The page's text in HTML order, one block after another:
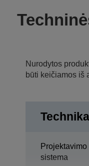
Nurodytos
būti keičiamos iš
Technika
Projektavimo
sistema